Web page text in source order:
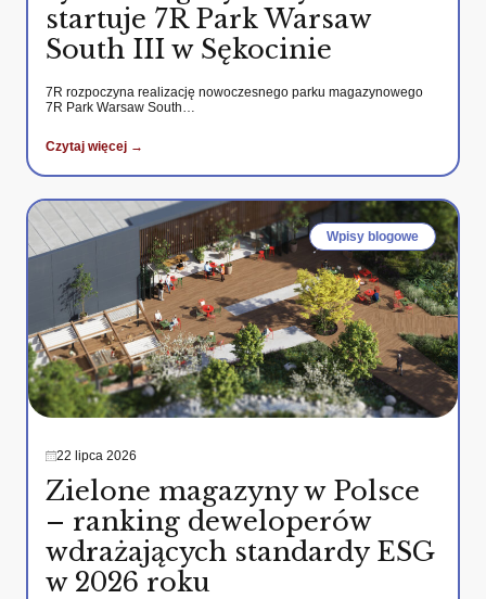
startuje 7R Park Warsaw
South III w Sękocinie
7R rozpoczyna realizację nowoczesnego parku magazynowego
7R Park Warsaw South…
Czytaj więcej →
Wpisy blogowe
22 lipca 2026
Zielone magazyny w Polsce
– ranking deweloperów
wdrażających standardy ESG
w 2026 roku